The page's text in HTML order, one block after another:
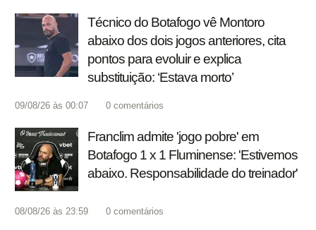
Técnico do Botafogo vê Montoro
abaixo dos dois jogos anteriores, cita
pontos para evoluir e explica
substituição: ‘Estava morto’
09/08/26 às 00:07 0 comentários
Franclim admite 'jogo pobre' em
Botafogo 1 x 1 Fluminense: 'Estivemos
abaixo. Responsabilidade do treinador'
08/08/26 às 23:59 0 comentários